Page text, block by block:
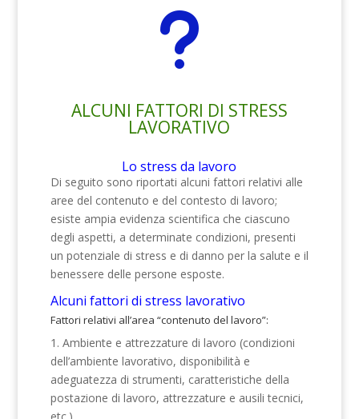
u
ALCUNI FATTORI DI STRESS
LAVORATIVO
Lo stress da lavoro
Di seguito sono riportati alcuni fattori relativi alle
aree del contenuto e del contesto di lavoro;
esiste ampia evidenza scientifica che ciascuno
degli aspetti, a determinate condizioni, presenti
un potenziale di stress e di danno per la salute e il
benessere delle persone esposte.
Alcuni fattori di stress lavorativo
Fattori relativi all’area “contenuto del lavoro”:
1. Ambiente e attrezzature di lavoro (condizioni
dell’ambiente lavorativo, disponibilità e
adeguatezza di strumenti, caratteristiche della
postazione di lavoro, attrezzature e ausili tecnici,
etc.)